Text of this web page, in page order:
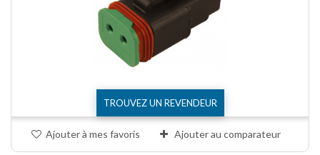
TROUVEZ UN REVENDEUR
Ajouter à mes favoris Ajouter au comparateur